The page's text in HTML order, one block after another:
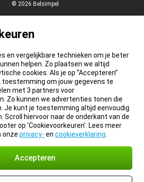
© 2026 Belsimpel
en vergelijkbare technieken om je beter
helpen. Zo plaatsen we altijd
cookies. Als je op “Accepteren”
toestemming om jouw gegevens te
met 3 partners voor
Zo kunnen we advertenties tonen die
Je kunt je toestemming altijd eenvoudig
Scroll hiervoor naar de onderkant van de
op 'Cookievoorkeuren'. Lees meer
onze privacy- en cookieverklaring
Accepteren